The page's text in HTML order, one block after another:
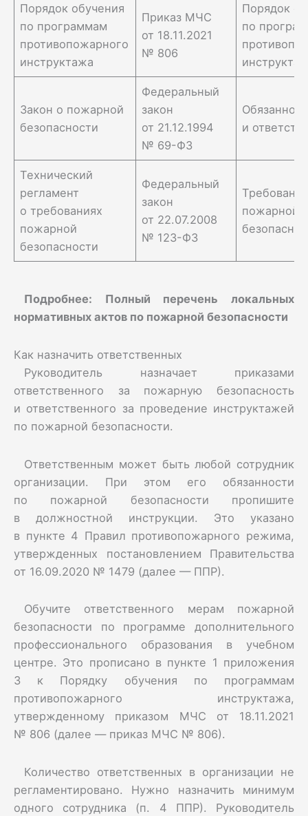
Порядок обучения
по программам
противопожарного
инструктажа
Приказ МЧС
от 18.11.2021
№ 806
Порядок
по
Закон о пожарной
безопасности
Федеральный
закон
от 21.12.1994
№ 69-ФЗ
и
Технический
регламент
о требованиях
пожарной
безопасности
Федеральный
закон
от 22.07.2008
№ 123-ФЗ
пожарной
Подробнее: Полный перечень локальных
нормативных актов по пожарной безопасности
Как назначить ответственных
Руководитель назначает приказами
ответственного за пожарную безопасность
и ответственного за проведение инструктажей
по пожарной безопасности.
Ответственным может быть любой сотрудник
организации. При этом его обязанности
по пожарной безопасности пропишите
в должностной инструкции. Это указано
в пункте 4 Правил противопожарного режима,
утвержденных постановлением Правительства
от 16.09.2020 № 1479 (далее — ППР).
Обучите ответственного мерам пожарной
безопасности по программе дополнительного
профессионального образования в учебном
центре. Это прописано в пункте 1 приложения
3 к Порядку обучения по программам
противопожарного инструктажа,
утвержденному приказом МЧС от 18.11.2021
№ 806 (далее — приказ МЧС № 806).
Количество ответственных в организации не
регламентировано. Нужно назначить минимум
одного сотрудника (п. 4 ППР). Руководитель